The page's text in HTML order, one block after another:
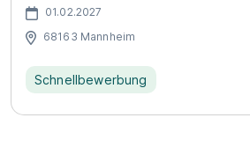
01.02.2027
68163 Mannheim
Schnellbewerbung